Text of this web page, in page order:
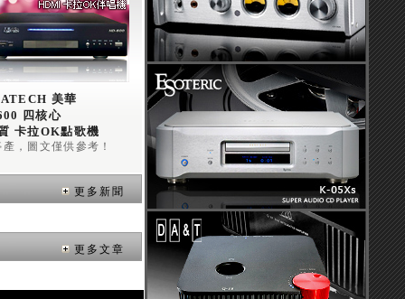
美華
四核心
卡拉OK點歌機
，圖文僅供參考！
更多新聞
更多文章